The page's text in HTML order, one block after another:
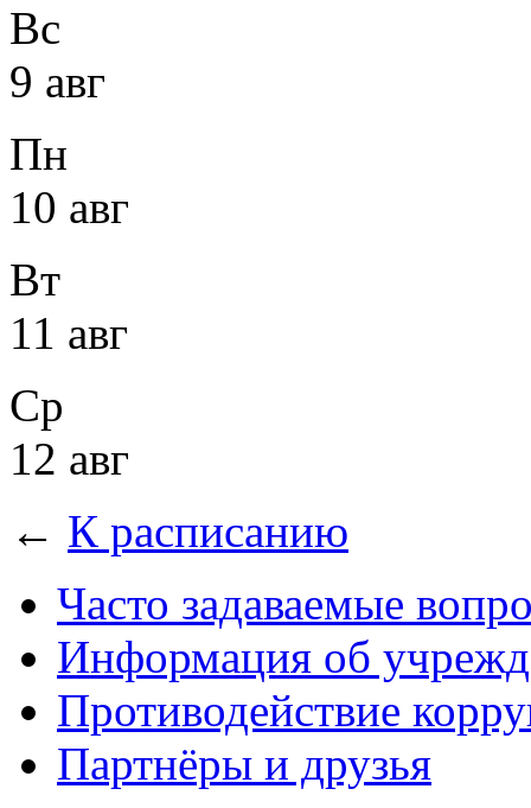
Вс
9 авг
Пн
10 авг
Вт
11 авг
Ср
12 авг
← К расписанию
Часто задаваемые
Информация об
Противодействие
Партнёры и друзья